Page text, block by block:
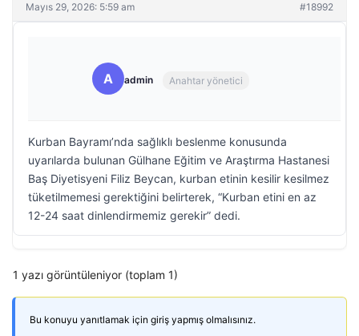
Mayıs 29, 2026: 5:59 am #18992
A admin Anahtar yönetici
Kurban Bayramı’nda sağlıklı beslenme konusunda
uyarılarda bulunan Gülhane Eğitim ve Araştırma Hastanesi
Baş Diyetisyeni Filiz Beycan, kurban etinin kesilir kesilmez
tüketilmemesi gerektiğini belirterek, “Kurban etini en az
12-24 saat dinlendirmemiz gerekir” dedi.
1 yazı görüntüleniyor (toplam 1)
Bu konuyu yanıtlamak için giriş yapmış olmalısınız.